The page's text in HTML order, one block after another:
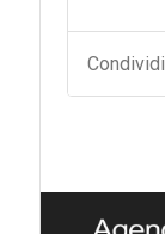
Condividi